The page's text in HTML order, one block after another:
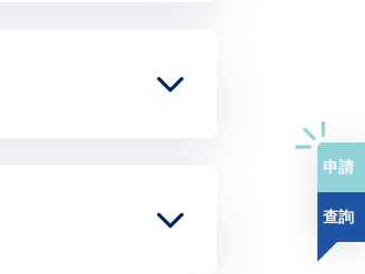
申請
查詢